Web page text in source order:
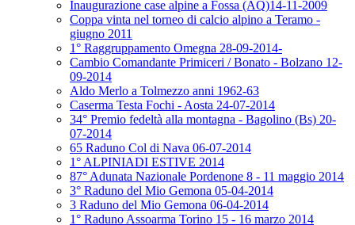
Inaugurazione case alpine a Fossa (AQ)14-11-2009
Coppa vinta nel torneo di calcio alpino a Teramo -
giugno 2011
1° Raggruppamento Omegna 28-09-2014-
Cambio Comandante Primiceri / Bonato - Bolzano 12-
09-2014
Aldo Merlo a Tolmezzo anni 1962-63
Caserma Testa Fochi - Aosta 24-07-2014
34° Premio fedeltà alla montagna - Bagolino (Bs) 20-
07-2014
65 Raduno Col di Nava 06-07-2014
1° ALPINIADI ESTIVE 2014
87° Adunata Nazionale Pordenone 8 - 11 maggio 2014
3° Raduno del Mio Gemona 05-04-2014
3 Raduno del Mio Gemona 06-04-2014
1° Raduno Assoarma Torino 15 - 16 marzo 2014